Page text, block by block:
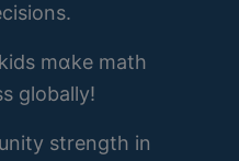
mɑke math
globally!
strength іn